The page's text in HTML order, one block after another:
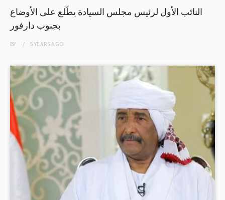
النائب الأول لرئيس مجلس السيادة يطّلع على الأوضاع
بجنوب دارفور
BY 5 YEARSAGO